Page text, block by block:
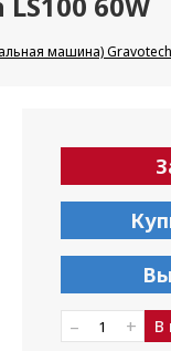
машина)
– + В